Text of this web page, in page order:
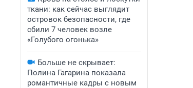
ткани: как сейчас выглядит
островок безопасности, где
сбили 7 человек возле
«Голубого огонька»
Больше не скрывает:
Полина Гагарина показала
романтичные кадры с новым